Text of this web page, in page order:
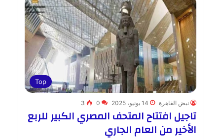
Top
نبض القاهرة 14 يونيو، 2025 0
3
تاجيل افتتاح المتحف المصري الكبير للربع
الأخير من العام الجاري